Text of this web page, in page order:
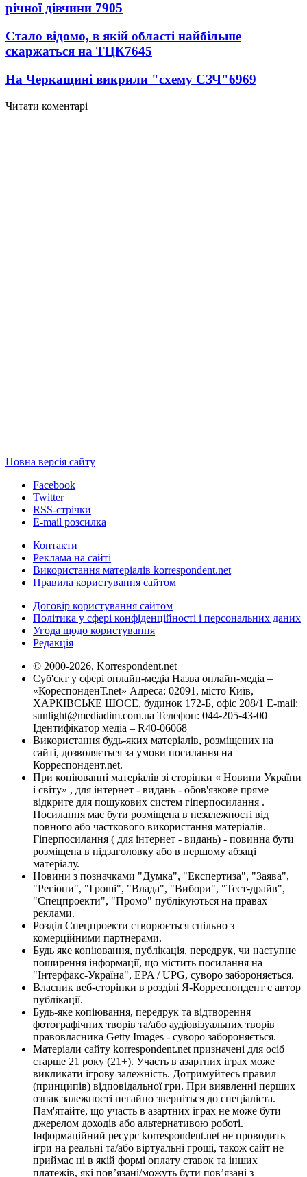
річної дівчини 7905
Стало відомо, в якій області найбільше
скаржаться на ТЦК7645
На Черкащині викрили "схему СЗЧ"6969
Читати коментарі
Повна версія сайту
Facebook
Twitter
RSS-стрічки
E-mail розсилка
Контакти
Реклама на сайті
Використання матеріалів korrespondent.net
Правила користування сайтом
Договір користування сайтом
Політика у сфері конфіденційності і персональних даних
Угода щодо користування
Редакція
© 2000-2026, Korrespondent.net
Суб'єкт у сфері онлайн-медіа Назва онлайн-медіа –
«КореспонденТ.net» Адреса: 02091, місто Київ,
ХАРКІВСЬКЕ ШОСЕ, будинок 172-Б, офіс 208/1 E-mail:
sunlight@mediadim.com.ua Телефон: 044-205-43-00
Ідентифікатор медіа – R40-06068
Використання будь-яких матеріалів, розміщених на
сайті, дозволяється за умови посилання на
Корреспондент.net.
При копіюванні матеріалів зі сторінки « Новини України
і світу» , для інтернет - видань - обов'язкове пряме
відкрите для пошукових систем гіперпосилання .
Посилання має бути розміщена в незалежності від
повного або часткового використання матеріалів.
Гіперпосилання ( для інтернет - видань) - повинна бути
розміщена в підзаголовку або в першому абзаці
матеріалу.
Новини з позначками "Думка", "Експертиза", "Заява",
"Регіони", "Гроші", "Влада", "Вибори", "Тест-драйв",
"Спецпроекти", "Промо" публікуються на правах
реклами.
Розділ Спецпроекти створюється спільно з
комерційними партнерами.
Будь яке копіювання, публікація, передрук, чи наступне
поширення інформації, що містить посилання на
"Інтерфакс-Україна", EPA / UPG, суворо забороняється.
Власник веб-сторінки в розділі Я-Корреспондент є автор
публікації.
Будь-яке копіювання, передрук та відтворення
фотографічних творів та/або аудіовізуальних творів
правовласника Getty Images - суворо забороняється.
Матеріали сайту korrespondent.net призначені для осіб
старше 21 року (21+). Участь в азартних іграх може
викликати ігрову залежність. Дотримуйтесь правил
(принципів) відповідальної гри. При виявленні перших
ознак залежності негайно зверніться до спеціаліста.
Пам'ятайте, що участь в азартних іграх не може бути
джерелом доходів або альтернативою роботі.
Інформаційний ресурс korrespondent.net не проводить
ігри на реальні та/або віртуальні гроші, також сайт не
приймає ні в якій формі оплату ставок та інших
платежів, які пов’язані/можуть бути пов’язані з